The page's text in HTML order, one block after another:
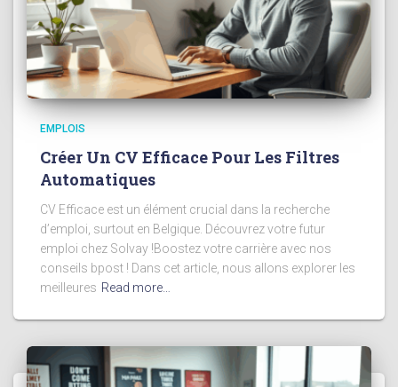
EMPLOIS
Créer Un CV Efficace Pour Les Filtres
Automatiques
CV Efficace est un élément crucial dans la recherche
d’emploi, surtout en Belgique. Découvrez votre futur
emploi chez Solvay !Boostez votre carrière avec nos
conseils bpost ! Dans cet article, nous allons explorer les
meilleures Read more…